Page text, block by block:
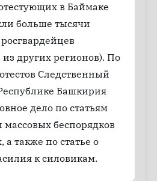
в Баймаке
больше тысячи
других регионов). По
Следственный
Башкирия
дело по статьям
беспорядков
а также по статье о
к силовикам.